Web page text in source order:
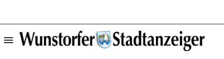
menu Selbsthilfe in